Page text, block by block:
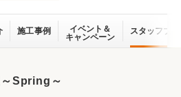
施工事例
イベント＆
キャンペーン
スタッフブ
Spring～